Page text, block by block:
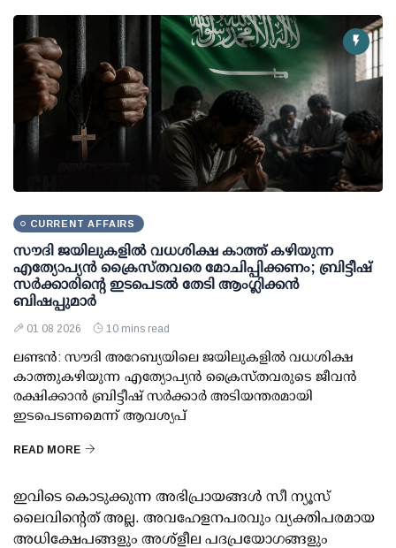
CURRENT AFFAIRS
സൗദി ജയിലുകളിൽ വധശിക്ഷ കാത്ത് കഴിയുന്ന
എത്യോപ്യൻ ക്രൈസ്തവരെ മോചിപ്പിക്കണം; ബ്രിട്ടീഷ്
സർക്കാരിന്റെ ഇടപെടൽ തേടി ആംഗ്ലിക്കൻ
ബിഷപ്പുമാർ
01 08 2026 10 mins read
ലണ്ടൻ: സൗദി അറേബ്യയിലെ ജയിലുകളിൽ വധശിക്ഷ
കാത്തുകഴിയുന്ന എത്യോപ്യൻ ക്രൈസ്തവരുടെ ജീവൻ
രക്ഷിക്കാൻ ബ്രിട്ടീഷ് സർക്കാർ അടിയന്തരമായി
ഇടപെടണമെന്ന് ആവശ്യപ്
READ MORE
ഇവിടെ കൊടുക്കുന്ന അഭിപ്രായങ്ങള്‍ സീ ന്യൂസ്
ലൈവിന്റെത് അല്ല. അവഹേളനപരവും വ്യക്തിപരമായ
അധിക്ഷേപങ്ങളും അശ്‌ളീല പദപ്രയോഗങ്ങളും